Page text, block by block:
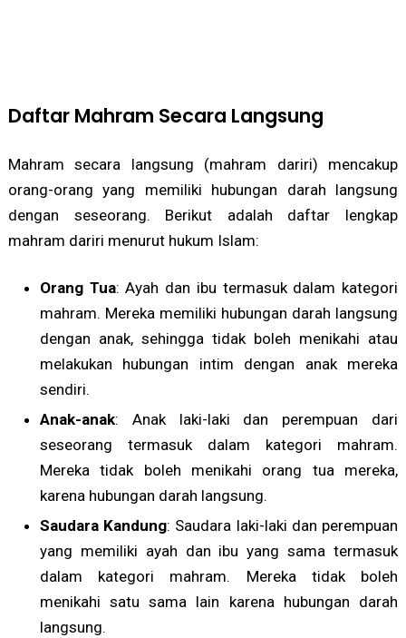
Daftar Mahram Secara Langsung
Mahram secara langsung (mahram dariri) mencakup
orang-orang yang memiliki hubungan darah langsung
dengan seseorang. Berikut adalah daftar lengkap
mahram dariri menurut hukum Islam:
Orang Tua: Ayah dan ibu termasuk dalam kategori
mahram. Mereka memiliki hubungan darah langsung
dengan anak, sehingga tidak boleh menikahi atau
melakukan hubungan intim dengan anak mereka
sendiri.
Anak-anak: Anak laki-laki dan perempuan dari
seseorang termasuk dalam kategori mahram.
Mereka tidak boleh menikahi orang tua mereka,
karena hubungan darah langsung.
Saudara Kandung: Saudara laki-laki dan perempuan
yang memiliki ayah dan ibu yang sama termasuk
dalam kategori mahram. Mereka tidak boleh
menikahi satu sama lain karena hubungan darah
langsung.